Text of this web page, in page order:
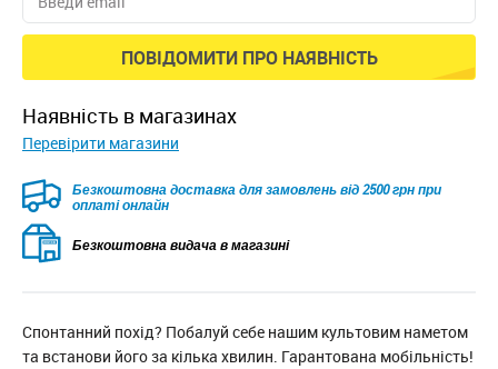
ПОВІДОМИТИ ПРО НАЯВНІСТЬ
наявність в магазинах
Перевірити магазини
Безкоштовна доставка для замовлень від 2500 грн при
оплаті онлайн
Безкоштовна видача в магазині
Спонтанний похід? Побалуй себе нашим культовим наметом
та встанови його за кілька хвилин. Гарантована мобільність!